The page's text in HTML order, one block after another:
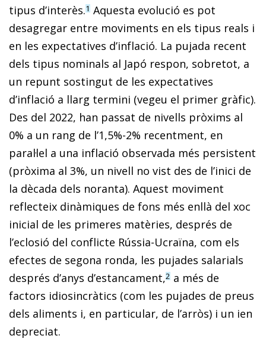
tipus d’interès.1 Aquesta evolució es pot
desagregar entre moviments en els tipus reals i
en les expectatives d’inflació. La pujada recent
dels tipus nominals al Japó respon, sobretot, a
un repunt sostingut de les expectatives
d’inflació a llarg termini (vegeu el primer gràfic).
Des del 2022, han passat de nivells pròxims al
0% a un rang de l’1,5%-2% recentment, en
paral·lel a una inflació observada més persistent
(pròxima al 3%, un nivell no vist des de l’inici de
la dècada dels noranta). Aquest moviment
reflecteix dinàmiques de fons més enllà del xoc
inicial de les primeres matèries, després de
l’eclosió del conflicte Rússia-Ucraïna, com els
efectes de segona ronda, les pujades salarials
després d’anys d’estancament,2 a més de
factors idiosincràtics (com les pujades de preus
dels aliments i, en particular, de l’arròs) i un ien
depreciat.